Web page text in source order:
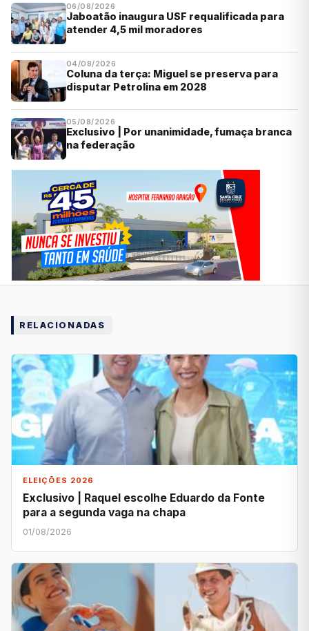
06/08/2026
Jaboatão inaugura USF requalificada para
atender 4,5 mil moradores
04/08/2026
Coluna da terça: Miguel se preserva para
disputar Petrolina em 2028
05/08/2026
Exclusivo | Por unanimidade, fumaça branca
na federação
RELACIONADAS
ELEIÇÕES 2026
Exclusivo | Raquel escolhe Eduardo da Fonte
para a segunda vaga na chapa
01/08/2026